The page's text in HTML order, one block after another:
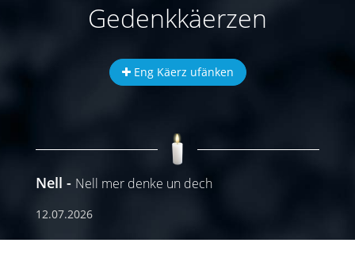
Gedenkkäerzen
Eng Käerz ufänken
Nell Nell mer denke un dech
12.07.2026